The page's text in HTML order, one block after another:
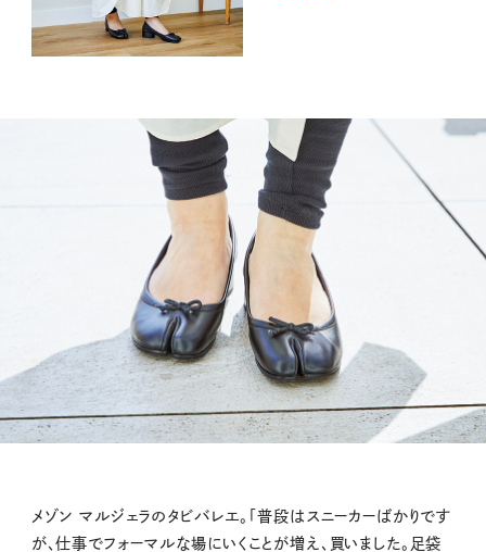
メゾン マルジェラのタビバレエ。「普段はスニーカーばかりです
が、仕事でフォーマルな場にいくことが増え、買いました。足袋